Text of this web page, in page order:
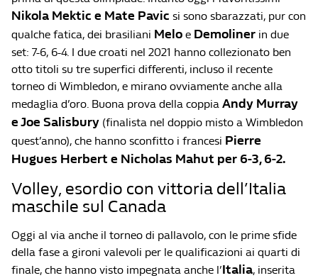
Nikola Mektic e Mate Pavic si sono sbarazzati, pur con
qualche fatica, dei brasiliani Melo e Demoliner in due
set: 7-6, 6-4. I due croati nel 2021 hanno collezionato ben
otto titoli su tre superfici differenti, incluso il recente
torneo di Wimbledon, e mirano ovviamente anche alla
medaglia d’oro. Buona prova della coppia Andy Murray
eJoe Salisbury (finalista nel doppio misto a Wimbledon
quest’anno), che hanno sconfitto i francesi Pierre
Hugues Herbert e Nicholas Mahut per 6-3, 6-2.
Volley, esordio con vittoria dell’Italia
maschile sul Canada
Oggi al via anche il torneo di pallavolo, con le prime sfide
della fase a gironi valevoli per le qualificazioni ai quarti di
finale, che hanno visto impegnata anche l’Italia, inserita